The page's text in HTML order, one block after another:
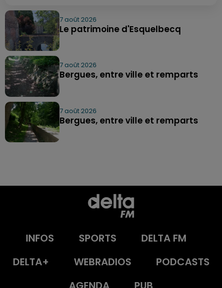
7 août 2026
Le patrimoine d'Esquelbecq
7 août 2026
Bergues, entre ville et remparts
7 août 2026
Bergues, entre ville et remparts
INFOS SPORTS
DELTA FM
DELTA+
WEBRADIOS
PODCASTS